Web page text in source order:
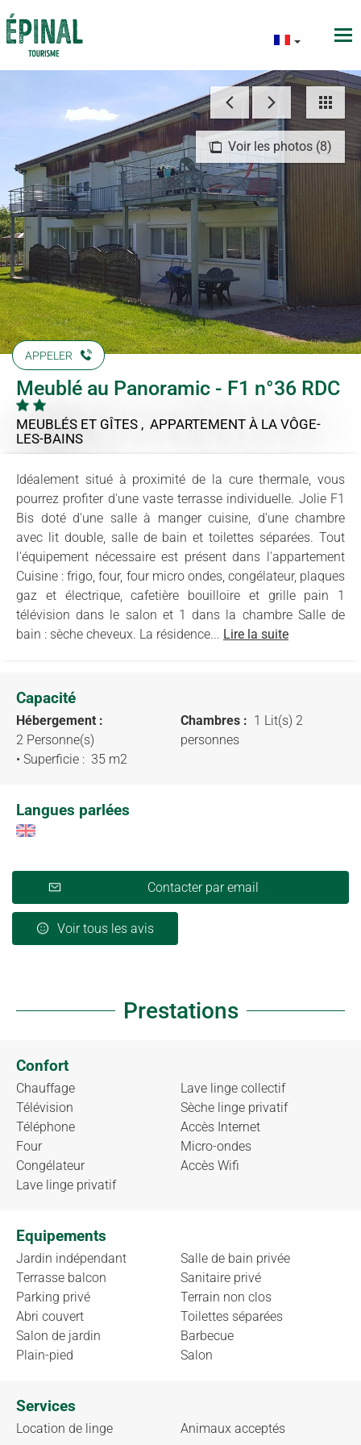
Voir les photos (8)
APPELER
Meublé au Panoramic - F1 n°36 RDC
MEUBLÉS ET GÎTES , APPARTEMENT À LA VÔGE-
LES-BAINS
Idéalement situé à proximité de la cure thermale, vous
pourrez profiter d'une vaste terrasse individuelle. Jolie F1
Bis doté d'une salle à manger cuisine, d'une chambre
avec lit double, salle de bain et toilettes séparées. Tout
l'équipement nécessaire est présent dans l'appartement
Cuisine : frigo, four, four micro ondes, congélateur, plaques
gaz et électrique, cafetière bouilloire et grille pain 1
télévision dans le salon et 1 dans la chambre Salle de
bain : sèche cheveux. La résidence... Lire la suite
Capacité
Hébergement :
2 Personne(s)
• Superficie : 35 m2
Chambres : 1 Lit(s) 2
personnes
Langues parlées
Contacter par email
Voir tous les avis
Prestations
Confort
Chauffage
Télévision
Téléphone
Four
Congélateur
Lave linge privatif
Lave linge collectif
Sèche linge privatif
Accès Internet
Micro-ondes
Accès Wifi
Equipements
Jardin indépendant
Terrasse balcon
Parking privé
Abri couvert
Salon de jardin
Plain-pied
Salle de bain privée
Sanitaire privé
Terrain non clos
Toilettes séparées
Barbecue
Salon
Services
Location de linge Animaux acceptés